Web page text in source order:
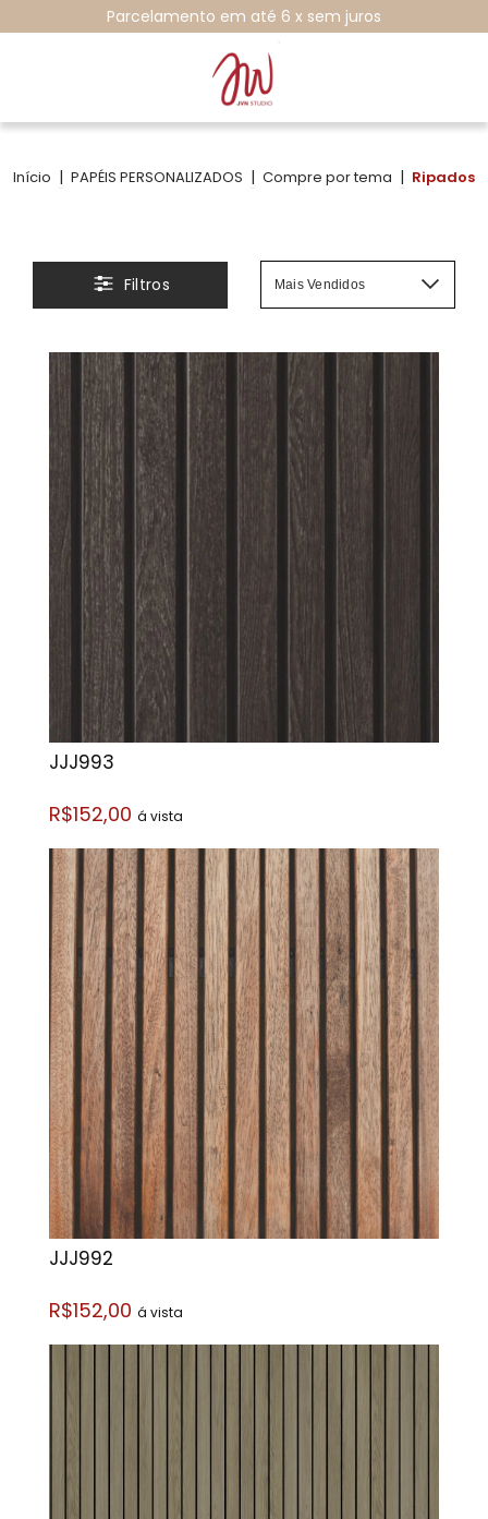
SALE COM ATÉ 60% DE DESCONTO
Início | PAPÉIS PERSONALIZADOS | Compre por tema | Ripados
Filtros
JJJ993
R$152,00 á vista
JJJ992
R$152,00 á vista